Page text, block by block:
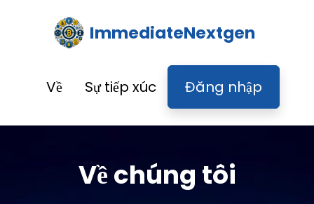
ImmediateNextgen
Về Sự tiếp xúc Đăng nhập
Về chúng tôi